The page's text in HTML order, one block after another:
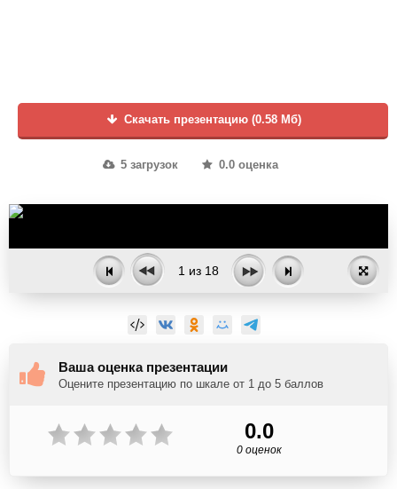
Скачать презентацию (0.58 Мб)
5 загрузок 0.0 оценка
1 из 18
Ваша оценка презентации
Оцените презентацию по шкале от 1 до 5 баллов
0.0
0 оценок